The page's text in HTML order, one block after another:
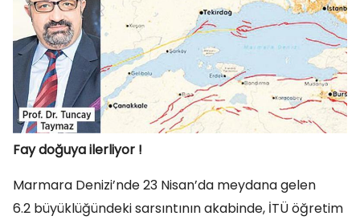
Fay doğuya ilerliyor !
Marmara Denizi’nde 23 Nisan’da meydana gelen
6.2 büyüklüğündeki sarsıntının akabinde, İTÜ öğretim